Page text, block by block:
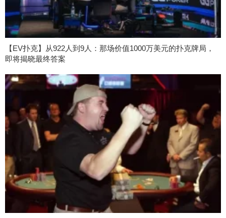
【EV扑克】从922人到9人：那场价值1000万美元的扑克牌局，
即将揭晓最终答案